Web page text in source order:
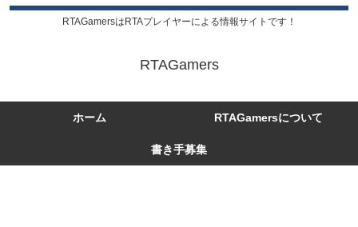
RTAGamersはRTAプレイヤーによる情報サイトです！
RTAGamers
ホーム RTAGamersについて
書き手募集